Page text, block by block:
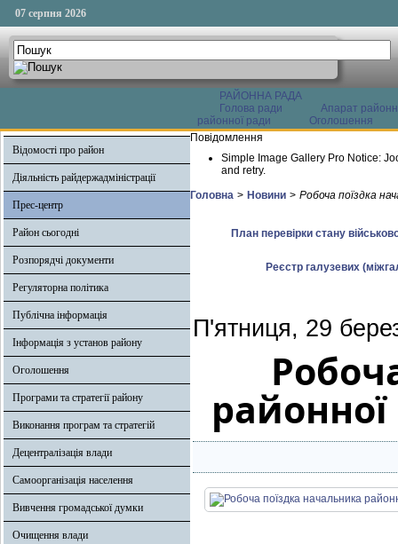
07 серпня 2026
РАЙОННА РАДА
Голова ради
Апарат
районної ради
Оголошення
Відомості про район
Діяльність райдержадміністрації
Прес-центр
Район сьогодні
Розпорядчі документи
Регуляторна політика
Публічна інформація
Інформація з установ району
Оголошення
Програми та стратегії району
Виконання програм та стратегій
Децентралізація влади
Самоорганізація населення
Вивчення громадської думки
Очищення влади
Повідомлення
Simple Image Gallery Pro Notice:
and retry.
Головна > Новини > Робоча поїздка
План перевірки стану
Реєстр галузевих
П'ятниця, 29
районної